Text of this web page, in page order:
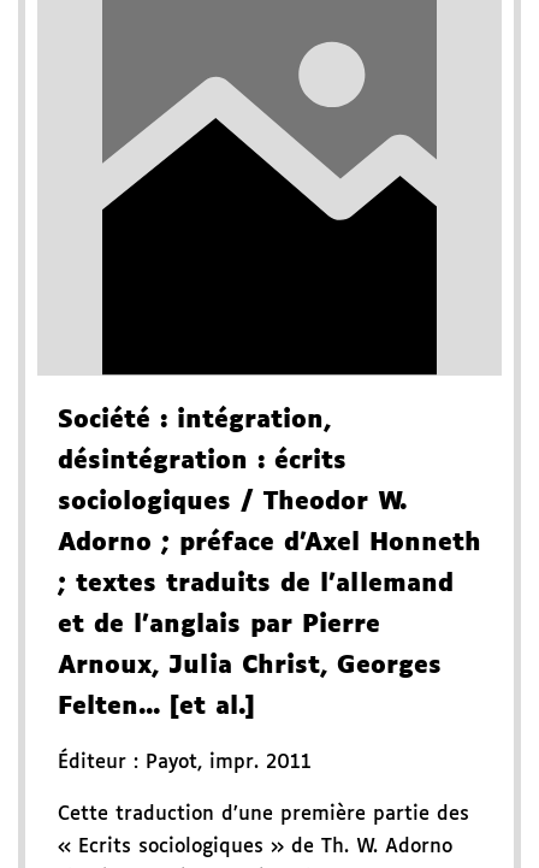
Société : intégration,
désintégration : écrits
sociologiques / Theodor W.
Adorno ; préface d'Axel Honneth
; textes traduits de l'allemand
et de l'anglais par Pierre
Arnoux, Julia Christ, Georges
Felten... [et al.]
Éditeur : Payot, impr. 2011
Cette traduction d’une première partie des
« Ecrits sociologiques » de Th. W. Adorno